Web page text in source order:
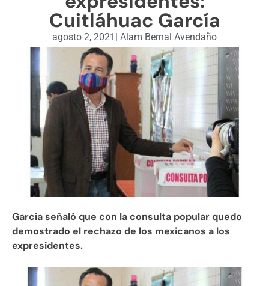
Cuitláhuac García
agosto 2, 2021 | Alam Bernal Avendaño
García señaló que con la consulta popular quedo
demostrado el rechazo de los mexicanos a los
expresidentes.